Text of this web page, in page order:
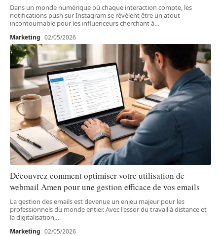
Dans un monde numérique où chaque interaction compte, les
notifications push sur Instagram se révèlent être un atout
incontournable pour les influenceurs cherchant à…
Marketing 02/05/2026
Découvrez comment optimiser votre utilisation de
webmail Amen pour une gestion efficace de vos emails
La gestion des emails est devenue un enjeu majeur pour les
professionnels du monde entier. Avec l'essor du travail à distance et
la digitalisation, …
Marketing 02/05/2026